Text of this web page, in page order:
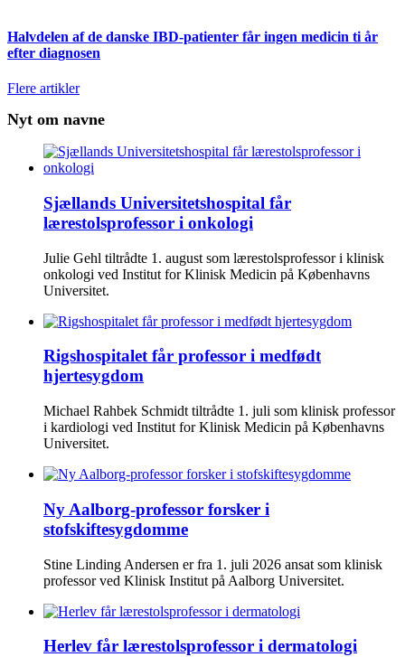
Halvdelen af de danske IBD-patienter får ingen medicin ti år
efter diagnosen
Flere artikler
Nyt om navne
Sjællands Universitetshospital får
lærestolsprofessor i onkologi
Julie Gehl tiltrådte 1. august som lærestolsprofessor i klinisk
onkologi ved Institut for Klinisk Medicin på Københavns
Universitet.
Rigshospitalet får professor i medfødt
hjertesygdom
Michael Rahbek Schmidt tiltrådte 1. juli som klinisk professor
i kardiologi ved Institut for Klinisk Medicin på Københavns
Universitet.
Ny Aalborg-professor forsker i
stofskiftesygdomme
Stine Linding Andersen er fra 1. juli 2026 ansat som klinisk
professor ved Klinisk Institut på Aalborg Universitet.
Herlev får lærestolsprofessor i dermatologi